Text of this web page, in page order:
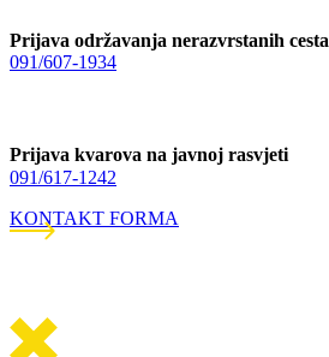
Prijava održavanja nerazvrstanih cesta
091/607-1934
Prijava kvarova na javnoj rasvjeti
091/617-1242
KONTAKT FORMA